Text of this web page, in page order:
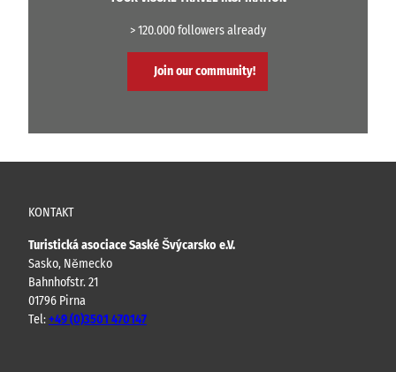
> 120.000 followers already
Join our community!
KONTAKT
Turistická asociace Saské Švýcarsko e.V.
Sasko, Německo
Bahnhofstr. 21
01796 Pirna
Tel:+49 (0)3501 470147